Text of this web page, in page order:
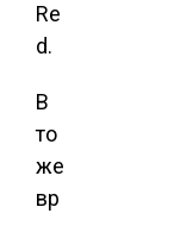
Re
d.
В
то
же
вр